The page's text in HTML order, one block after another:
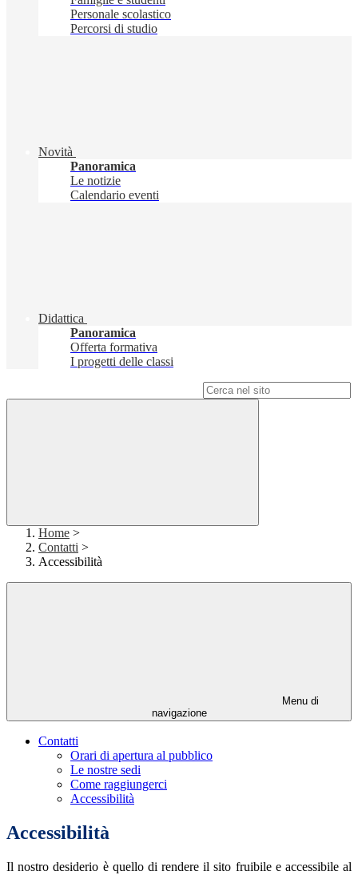
Personale scolastico
Percorsi di studio
Novità
Panoramica
Le notizie
Calendario eventi
Didattica
Panoramica
Offerta formativa
I progetti delle classi
Home >
Contatti >
Accessibilità
Menu di
navigazione
Contatti
Orari di apertura al pubblico
Le nostre sedi
Come raggiungerci
Accessibilità
Accessibilità
Il nostro desiderio è quello di rendere il sito fruibile e accessibile al